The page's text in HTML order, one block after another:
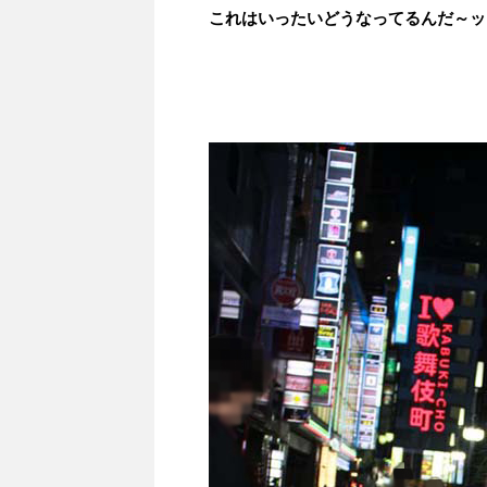
これはいったいどうなってるんだ～